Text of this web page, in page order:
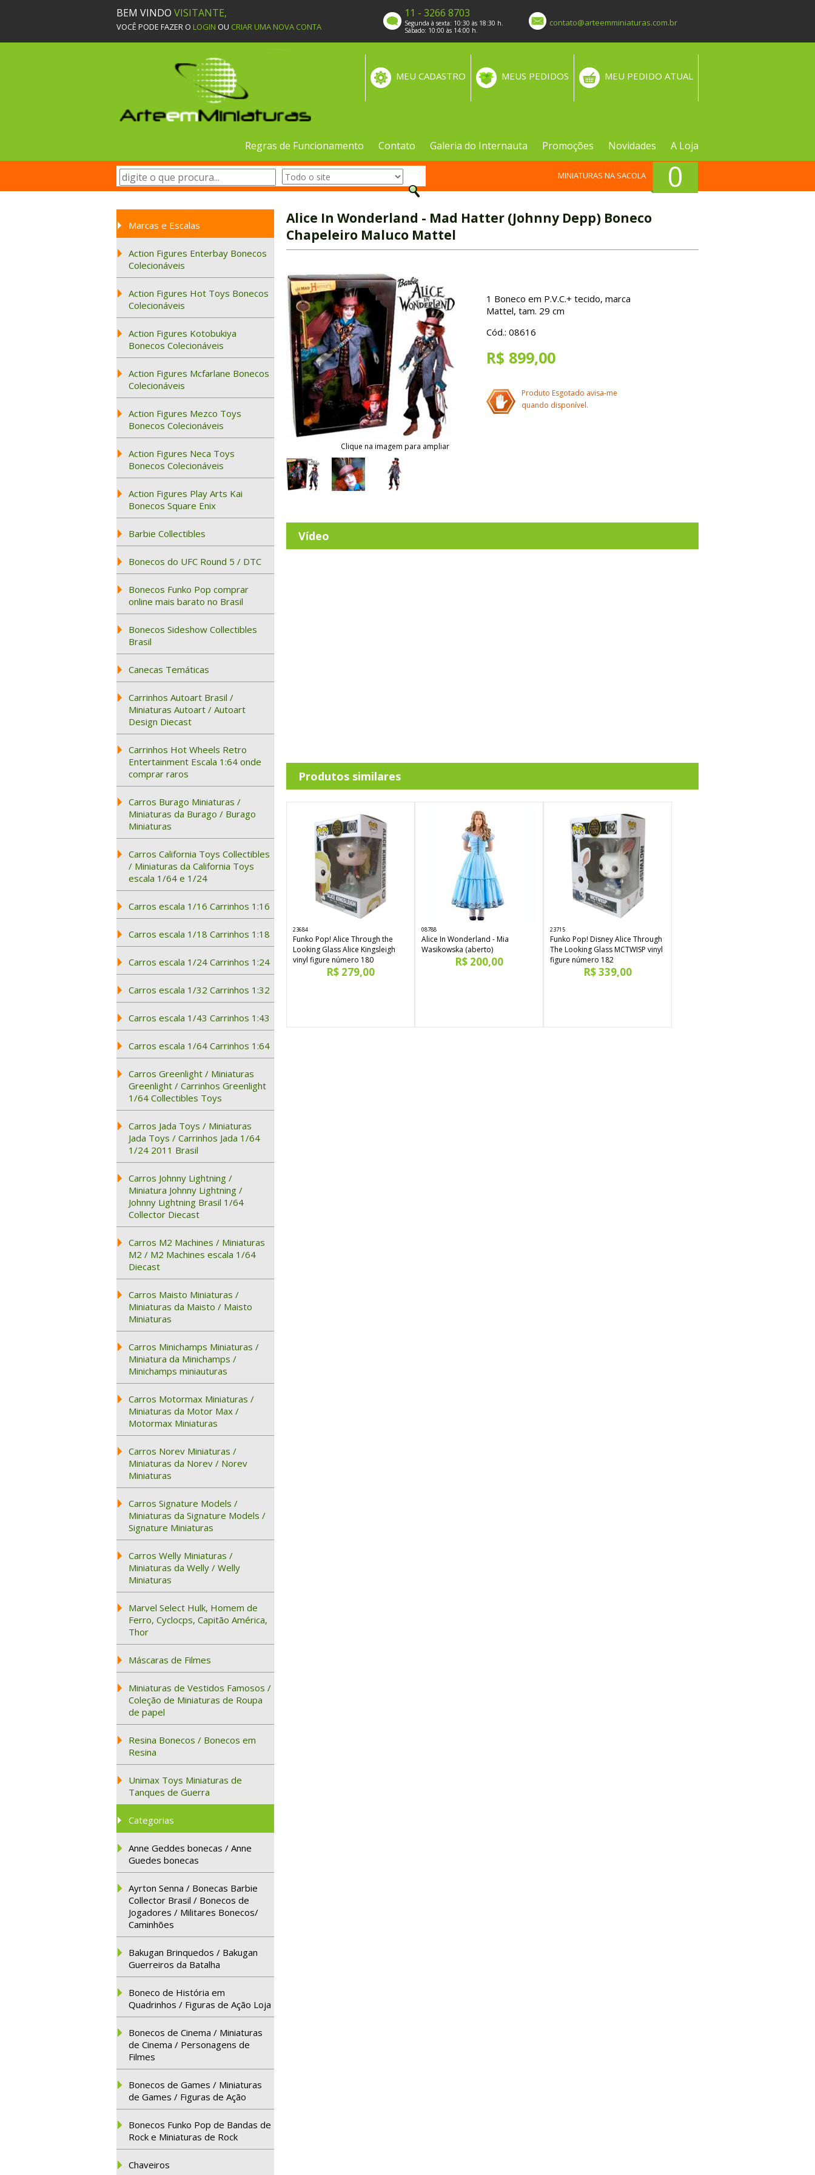
BEM VINDO VISITANTE,
VOCÊ PODE FAZER O LOGIN OU CRIAR UMA NOVA CONTA
11 - 3266 8703
Segunda à sexta: 10:30 às 18:30 h.
Sábado: 10:00 às 14:00 h.
contato@arteemminiaturas.com.br
MEU PEDIDO ATUAL
MEUS PEDIDOS
MEU CADASTRO
Regras de Funcionamento Contato Galeria do Internauta Promoções Novidades A Loja
0
MINIATURAS NA SACOLA
Marcas e Escalas
Action Figures Enterbay Bonecos
Colecionáveis
Action Figures Hot Toys Bonecos
Colecionáveis
Action Figures Kotobukiya
Bonecos Colecionáveis
Action Figures Mcfarlane Bonecos
Colecionáveis
Action Figures Mezco Toys
Bonecos Colecionáveis
Action Figures Neca Toys
Bonecos Colecionáveis
Action Figures Play Arts Kai
Bonecos Square Enix
Barbie Collectibles
Bonecos do UFC Round 5 / DTC
Bonecos Funko Pop comprar
online mais barato no Brasil
Bonecos Sideshow Collectibles
Brasil
Canecas Temáticas
Carrinhos Autoart Brasil /
Miniaturas Autoart / Autoart
Design Diecast
Carrinhos Hot Wheels Retro
Entertainment Escala 1:64 onde
comprar raros
Carros Burago Miniaturas /
Miniaturas da Burago / Burago
Miniaturas
Carros California Toys Collectibles
/ Miniaturas da California Toys
escala 1/64 e 1/24
Carros escala 1/16 Carrinhos 1:16
Carros escala 1/18 Carrinhos 1:18
Carros escala 1/24 Carrinhos 1:24
Carros escala 1/32 Carrinhos 1:32
Carros escala 1/43 Carrinhos 1:43
Carros escala 1/64 Carrinhos 1:64
Carros Greenlight / Miniaturas
Greenlight / Carrinhos Greenlight
1/64 Collectibles Toys
Carros Jada Toys / Miniaturas
Jada Toys / Carrinhos Jada 1/64
1/24 2011 Brasil
Carros Johnny Lightning /
Miniatura Johnny Lightning /
Johnny Lightning Brasil 1/64
Collector Diecast
Carros M2 Machines / Miniaturas
M2 / M2 Machines escala 1/64
Diecast
Carros Maisto Miniaturas /
Miniaturas da Maisto / Maisto
Miniaturas
Carros Minichamps Miniaturas /
Miniatura da Minichamps /
Minichamps miniauturas
Carros Motormax Miniaturas /
Miniaturas da Motor Max /
Motormax Miniaturas
Carros Norev Miniaturas /
Miniaturas da Norev / Norev
Miniaturas
Carros Signature Models /
Miniaturas da Signature Models /
Signature Miniaturas
Carros Welly Miniaturas /
Miniaturas da Welly / Welly
Miniaturas
Marvel Select Hulk, Homem de
Ferro, Cyclocps, Capitão América,
Thor
Máscaras de Filmes
Miniaturas de Vestidos Famosos /
Coleção de Miniaturas de Roupa
de papel
Resina Bonecos / Bonecos em
Resina
Unimax Toys Miniaturas de
Tanques de Guerra
Categorias
Anne Geddes bonecas / Anne
Guedes bonecas
Ayrton Senna / Bonecas Barbie
Collector Brasil / Bonecos de
Jogadores / Militares Bonecos/
Caminhões
Bakugan Brinquedos / Bakugan
Guerreiros da Batalha
Boneco de História em
Quadrinhos / Figuras de Ação Loja
Bonecos de Cinema / Miniaturas
de Cinema / Personagens de
Filmes
Bonecos de Games / Miniaturas
de Games / Figuras de Ação
Bonecos Funko Pop de Bandas de
Rock e Miniaturas de Rock
Chaveiros
Alice In Wonderland - Mad Hatter (Johnny Depp) Boneco
Chapeleiro Maluco Mattel
Clique na imagem para ampliar
1 Boneco em P.V.C.+ tecido, marca
Mattel, tam. 29 cm
Cód.: 08616
R$ 899,00
Produto Esgotado avisa-me
quando disponível.
Vídeo
Produtos similares
23684
Funko Pop! Alice Through the
Looking Glass Alice Kingsleigh
vinyl figure número 180
R$ 279,00
08788
Alice In Wonderland - Mia
Wasikowska (aberto)
R$ 200,00
23715
Funko Pop! Disney Alice Through
The Looking Glass MCTWISP vinyl
figure número 182
R$ 339,00